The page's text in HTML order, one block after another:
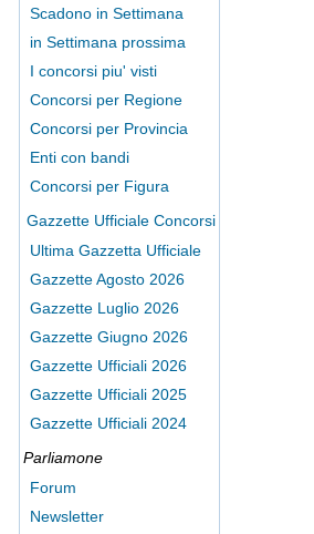
Scadono in Settimana
in Settimana prossima
I concorsi piu' visti
Concorsi per Regione
Concorsi per Provincia
Enti con bandi
Concorsi per Figura
Gazzette Ufficiale Concorsi
Ultima Gazzetta Ufficiale
Gazzette Agosto 2026
Gazzette Luglio 2026
Gazzette Giugno 2026
Gazzette Ufficiali 2026
Gazzette Ufficiali 2025
Gazzette Ufficiali 2024
Parliamone
Forum
Newsletter